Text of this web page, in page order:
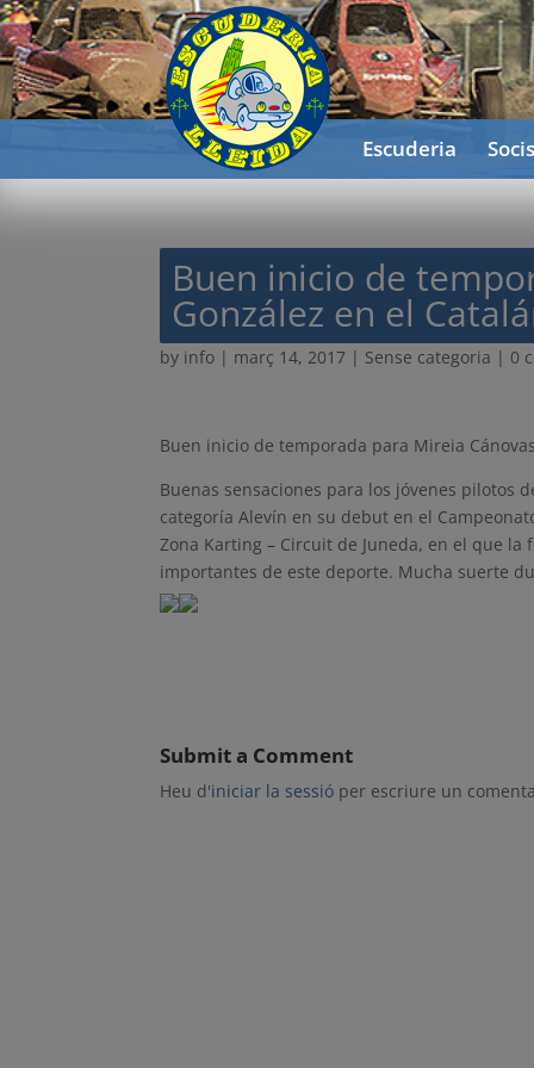
Escuderia
Buen inicio de
González en el
by info | març 14, 2017 | Sense categoria | 0
Buen inicio de temporada para Mireia
Buenas sensaciones para los jóvenes pilotos
categoría Alevín en su debut en el
Zona Karting – Circuit de Juneda, en el que
importantes de este deporte. Mucha suerte
Submit a Comment
Heu d'iniciar la sessió per escriure un